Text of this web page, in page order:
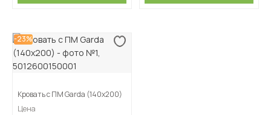
-23%
Кровать с ПМ Garda (140х200)
Цена